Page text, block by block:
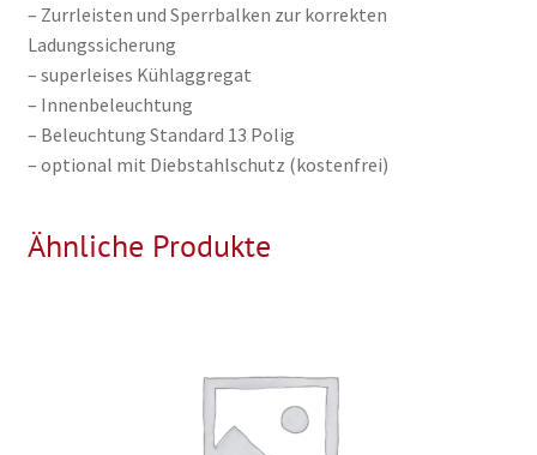
– Zurrleisten und Sperrbalken zur korrekten
Ladungssicherung
– superleises Kühlaggregat
– Innenbeleuchtung
– Beleuchtung Standard 13 Polig
– optional mit Diebstahlschutz (kostenfrei)
Ähnliche Produkte